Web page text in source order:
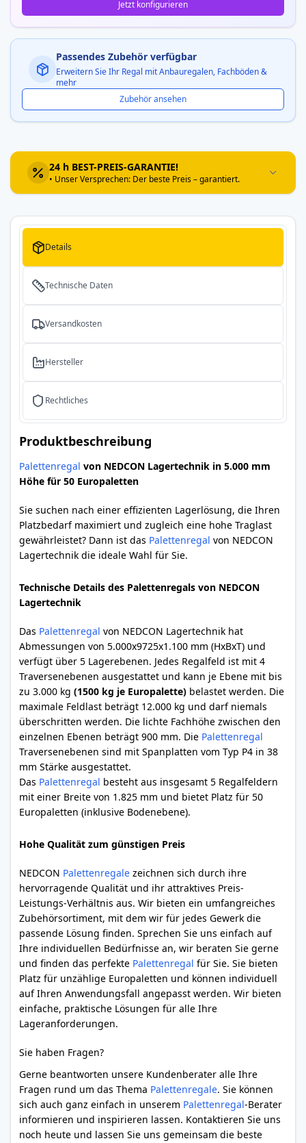
Jetzt konfigurieren
Passendes Zubehör verfügbar
Erweitern Sie Ihr Regal mit Anbauregalen, Fachböden &
mehr
Zubehör ansehen
24 h BEST-PREIS-GARANTIE!
• Unser Versprechen: Der beste Preis – garantiert.
Details
Technische Daten
Versandkosten
Hersteller
Rechtliches
Produktbeschreibung
Palettenregal von NEDCON Lagertechnik in 5.000 mm
Höhe für 50 Europaletten
Sie suchen nach einer effizienten Lagerlösung, die Ihren
Platzbedarf maximiert und zugleich eine hohe Traglast
gewährleistet? Dann ist das Palettenregal von NEDCON
Lagertechnik die ideale Wahl für Sie.
Technische Details des Palettenregals von NEDCON
Lagertechnik
Das Palettenregal von NEDCON Lagertechnik hat
Abmessungen von 5.000x9725x1.100 mm (HxBxT) und
verfügt über 5 Lagerebenen. Jedes Regalfeld ist mit 4
Traversenebenen ausgestattet und kann je Ebene mit bis
zu 3.000 kg (1500 kg je Europalette) belastet werden. Die
maximale Feldlast beträgt 12.000 kg und darf niemals
überschritten werden. Die lichte Fachhöhe zwischen den
einzelnen Ebenen beträgt 900 mm. Die Palettenregal
Traversenebenen sind mit Spanplatten vom Typ P4 in 38
mm Stärke ausgestattet.
Das Palettenregal besteht aus insgesamt 5 Regalfeldern
mit einer Breite von 1.825 mm und bietet Platz für 50
Europaletten (inklusive Bodenebene).
Hohe Qualität zum günstigen Preis
NEDCON Palettenregale zeichnen sich durch ihre
hervorragende Qualität und ihr attraktives Preis-
Leistungs-Verhältnis aus. Wir bieten ein umfangreiches
Zubehörsortiment, mit dem wir für jedes Gewerk die
passende Lösung finden. Sprechen Sie uns einfach auf
Ihre individuellen Bedürfnisse an, wir beraten Sie gerne
und finden das perfekte Palettenregal für Sie. Sie bieten
Platz für unzählige Europaletten und können individuell
auf Ihren Anwendungsfall angepasst werden. Wir bieten
einfache, praktische Lösungen für alle Ihre
Lageranforderungen.
Sie haben Fragen?
Gerne beantworten unsere Kundenberater alle Ihre
Fragen rund um das Thema Palettenregale. Sie können
sich auch ganz einfach in unserem Palettenregal-Berater
informieren und inspirieren lassen. Kontaktieren Sie uns
noch heute und lassen Sie uns gemeinsam die beste